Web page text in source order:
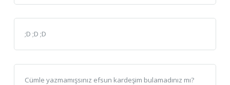
;D ;D ;D
Cümle yazmamışsınız efsun kardeşim bulamadınız mı?